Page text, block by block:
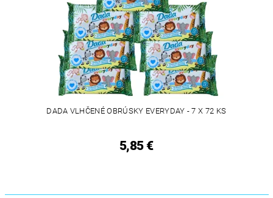
DADA VLHČENÉ OBRÚSKY EVERYDAY - 7 X 72 KS
5,85 €